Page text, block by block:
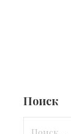
Поиск